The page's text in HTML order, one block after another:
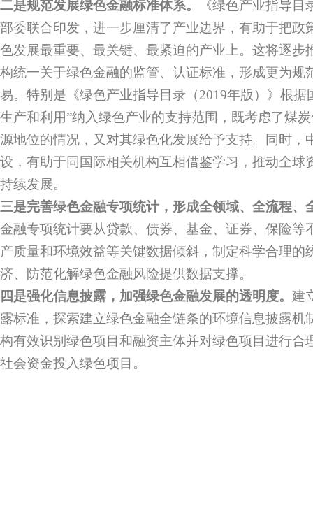
二是规范发展绿色金融标准体系。
《绿色产业指导
部委联合印发，进一步厘清了产业边界，有助于把政
色发展最重要、最关键、最紧迫的产业上。这将逐步
构统一关于绿色金融的监管、认证标准，形成更为规
易。特别是《绿色产业指导目录（2019年版）》根据
生产和利用”纳入绿色产业的支持范围，既考虑了煤
源地位的情况，又对其绿色化发展给予支持。同时，
设，有助于同国际相关机构互相借鉴学习，推动全球
持续发展。
三是完善绿色金融专项统计，形成全领域、全流程、
金融专项统计要从贷款、债券、基金、证券、保险等
产质量和环境效益等关键数据倾斜，制定科学合理的
济、防范化解绿色金融风险提供数据支撑。
四是强化信息披露，加强绿色金融发展的透明度。 建
露标准，探索建立绿色金融全链条的环境信息披露机
构有效识别绿色项目和融资主体并对绿色项目进行合
社会资金投入绿色项目。